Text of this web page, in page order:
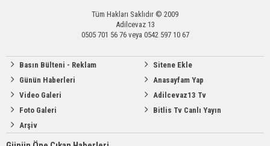
Tüm Hakları Saklıdır © 2009
Adilcevaz 13
0505 701 56 76 veya 0542 597 10 67
Basın Bülteni - Reklam
Günün Haberleri
Video Galeri
Foto Galeri
Arşiv
Sitene Ekle
Anasayfam Yap
Adilcevaz13 Tv
Bitlis Tv Canlı Yayın